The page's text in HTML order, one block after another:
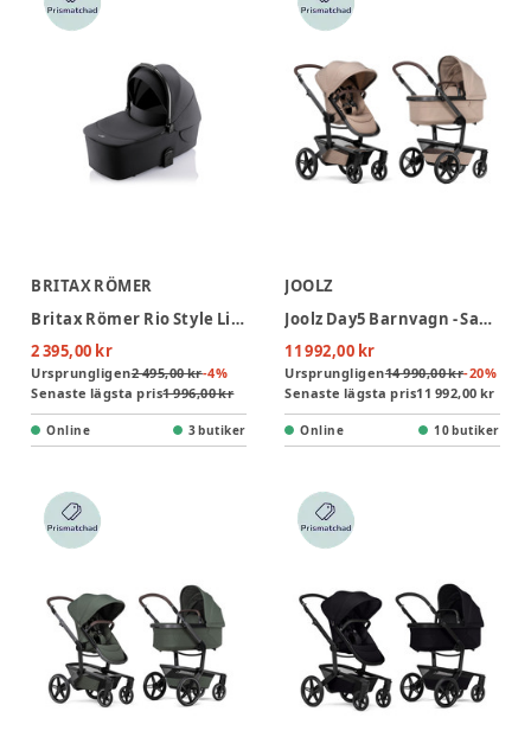
BRITAX RÖMER
Britax Römer Rio Style Liggdel - Carbon Black
2 395,00 kr
Ursprungligen2 495,00 kr-4%
Senaste lägsta pris1 996,00 kr
Online 3 butiker
JOOLZ
Joolz Day5 Barnvagn - Sandy Taupe
11 992,00 kr
Ursprungligen14 990,00 kr-20%
Senaste lägsta pris11 992,00 kr
Online 10 butiker